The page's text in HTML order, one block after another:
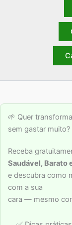
🌱 Quer
sem gastar muito?
Receba
Saudável, Barato
e descubra como
com a sua
cara — mesmo